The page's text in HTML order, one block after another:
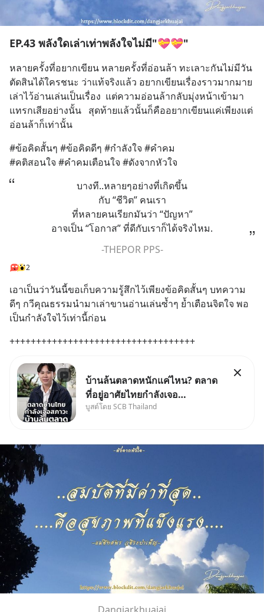
EP.43 พลังใดเล่าเท่าพลังใจไม่มี"💝💝"
หลายครั้งที่อยากเขียน หลายครั้งที่อ่อนล้า ทะเลาะกันไม่มีวัน
ตัดสินได้ใครชนะ ว่าแท้จริงแล้ว อยากเขียนเรื่องราวมากมาย
เล่าไว้อ่านเล่นเป็นเรื่อง  แต่ความอ่อนล้ากลับมุ่งหน้าเข้ามา
แทรกเสียอย่างนั้น   สุดท้ายแล้วนั้นก็คืออยากเขียนแค่เพียงแต่
อ่อนล้าก็เท่านั้น
#ข้อคิดสั้นๆ #ข้อคิดดีๆ #กำลังใจ #คำคม
#คติสอนใจ #คำคมเตือนใจ #ดังจากหัวใจ
บางที..หลายๆอย่างที่เกิดขึ้น
กับ “ชีวิต” คนเรา
ที่หลายคนเรียกมันว่า “ปัญหา”
อาจเป็น “โอกาส” ที่ดีกับเราก็ได้จริงไหม.
-THEPOR PPS-
2
เอาเป็นว่าวันนี้ขอเก็บความรู้สึกไว้เพียงข้อคิดสั้นๆ บทความ
ดีๆ กวีคุณธรรมนำมาเล่าขานอ่านเล่นซ้ำๆ ย้ำเตือนจิตใจ พอ
เป็นกำลังใจไว้เท่านี้ก่อน
+++++++++++++++++++++++++++++++++++
บ้านล้นตลาดหนักแค่ไหน? ตลาด
ที่อยู่อาศัยไทยกำลังเจอ
Oversupply หนักกว่าที่คิด และ
#บ้านล้นตลาด #เศรษฐกิจไทย
สามารถดูคลิปท
บูสต์โดย SCB Thailand